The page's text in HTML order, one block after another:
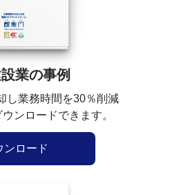
業の事例
し業務時間を30％削減
ンロードできます。
ンロード